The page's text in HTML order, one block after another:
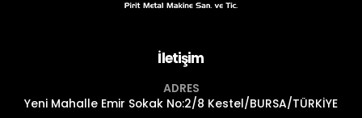
İletişim
ADRES
Yeni Mahalle Emir Sokak No:2/8 Kestel/BURSA/TÜRKİYE